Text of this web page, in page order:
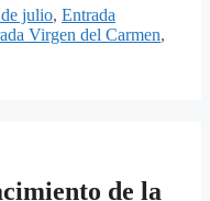
julio, Entrada
Virgen del Carmen,
de la